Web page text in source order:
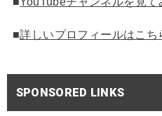
■詳しいプロフィールはこち
SPONSORED LINKS